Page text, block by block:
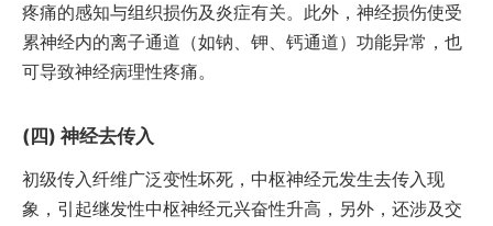
疼痛的感知与组织损伤及炎症有关。此外，神经损伤使受
累神经内的离子通道（如钠、钾、钙通道）功能异常，也
可导致神经病理性疼痛。
神经去传入
初级传入纤维广泛变性坏死，中枢神经元发生去传入现
象，引起继发性中枢神经元兴奋性升高，另外，还涉及交